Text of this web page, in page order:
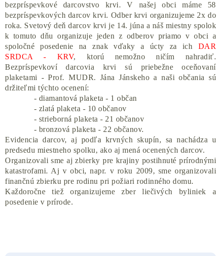
bezpríspevkové darcovstvo krvi. V našej obci máme 58
bezpríspevkových darcov krvi. Odber krvi organizujeme 2x do
roka. Svetový deň darcov krvi je 14. júna a náš miestny spolok
k tomuto dňu organizuje jeden z odberov priamo v obci a
spoločné posedenie na znak vďaky a úcty za ich DAR
SRDCA - KRV, ktorú nemožno ničím nahradiť.
Bezpríspevkoví darcovia krvi sú priebežne oceňovaní
plaketami - Prof. MUDR. Jána Jánskeho a naši občania sú
držiteľmi týchto ocenení:
- diamantová plaketa - 1 občan
- zlatá plaketa - 10 občanov
- strieborná plaketa - 21 občanov
- bronzová plaketa - 22 občanov.
Evidencia darcov, aj podľa krvných skupín, sa nachádza u
predsedu miestneho spolku, ako aj mená ocenených darcov.
Organizovali sme aj zbierky pre krajiny postihnuté prírodnými
katastrofami. Aj v obci, napr. v roku 2009, sme organizovali
finančnú zbierku pre rodinu pri požiari rodinného domu.
Každoročne tiež organizujeme zber liečivých byliniek a
posedenie v prírode.